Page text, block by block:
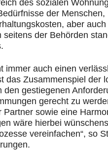
des sozialen
der Menschen,
aber auch
seitens der Behörden
immer auch einen
das Zusammenspiel der
den gestiegenen
gerecht zu
Partner sowie eine
wäre hierbei
vereinfachen“, so